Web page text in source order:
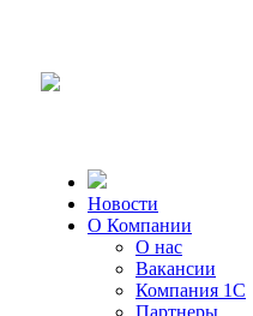
Новости
О Компании
О нас
Вакансии
Компания 1С
Партнеры